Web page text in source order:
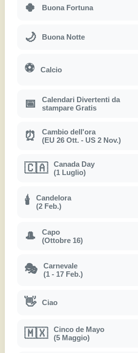
🍀 Buona Fortuna
🌙 Buona Notte
⚽ Calcio
📅
Calendari Divertenti da
stampare Gratis
⏰
Cambio dell'ora
(EU 26 Ott. - US 2 Nov.)
🇨🇦
Canada Day
(1 Luglio)
🕯
Candelora
(2 Feb.)
🎩
Capo
(Ottobre 16)
🎭
Carnevale
(1 - 17 Feb.)
👋 Ciao
🇲🇽
Cinco de Mayo
(5 Maggio)